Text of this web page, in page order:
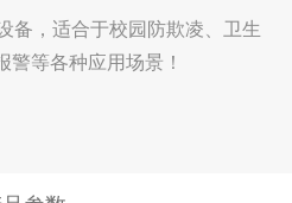
备，适合于校园防欺凌、卫生
等各种应用场景！